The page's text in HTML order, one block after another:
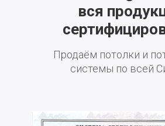
вся
Продаём потолки и
системы по всей